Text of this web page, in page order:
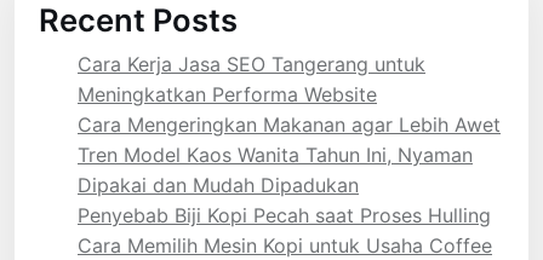
Recent Posts
Cara Kerja Jasa SEO Tangerang untuk
Meningkatkan Performa Website
Cara Mengeringkan Makanan agar Lebih Awet
Tren Model Kaos Wanita Tahun Ini, Nyaman
Dipakai dan Mudah Dipadukan
Penyebab Biji Kopi Pecah saat Proses Hulling
Cara Memilih Mesin Kopi untuk Usaha Coffee